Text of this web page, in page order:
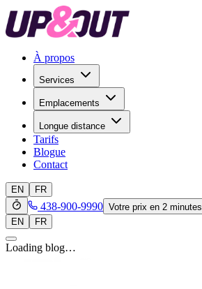
À propos
Services
Emplacements
Longue distance
Tarifs
Blogue
Contact
EN FR
438-900-9990 Votre prix en 2 minutes
EN
FR
Loading blog…